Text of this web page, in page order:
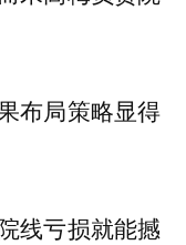
布局策略显得
线亏损就能撼